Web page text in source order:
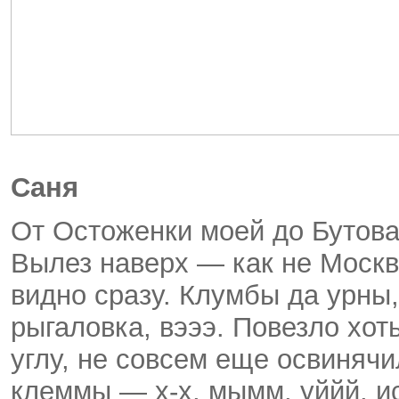
Саня
От Остоженки моей до
Вылез наверх — как не
видно сразу. Клумбы да
рыгаловка, вэээ. Повезло
углу, не совсем еще
клеммы — х-х, мымм, уййй,